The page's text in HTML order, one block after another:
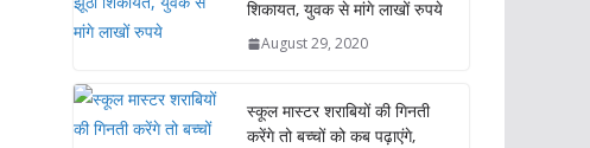
A
p k
dI
n
शिकायत, युवक से मांगे लाखों रुपये
August 29, 2020
स्कूल मास्टर शराबियों की गिनती
करेंगे तो बच्चों को कब पढ़ाएंगे,